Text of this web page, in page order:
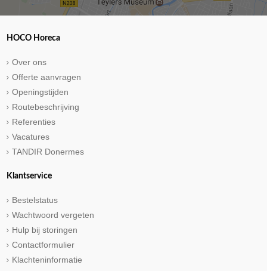
HOCO Horeca
Over ons
Offerte aanvragen
Openingstijden
Routebeschrijving
Referenties
Vacatures
TANDIR Donermes
Klantservice
Bestelstatus
Wachtwoord vergeten
Hulp bij storingen
Contactformulier
Klachteninformatie